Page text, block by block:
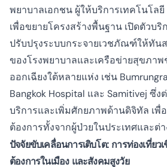
พยาบาลเอกชน ผู้ให้บริการเทคโนโล
เพื่อขยายโครงสร้างพื้นฐาน เปิดตัวบริ
ปรับปรุงระบบกระจายเวชภัณฑ์ให้ทัน
ของโรงพยาบาลและเครือข่ายสุขภา
ออกเฉียงใต้หลายแห่ง เช่น
Bangkok Hospital และ Samitivej ซึ่ง
บริการและเพิ่มศักยภาพด้านดิจิทัล เพื่
ต้องการทั้งจากผู้ป่วยในประเทศและต่
ปัจจัยขับเคลื่อนการเติบโต: การท่องเที่ยว
ต้องการในเมือง และสังคมสูงวัย